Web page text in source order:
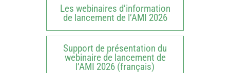
Les webinaires d’information
de lancement de l’AMI 2026
Support de présentation du
webinaire de lancement de
l’AMI 2026 (français)